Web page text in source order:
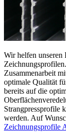
Wir helfen unseren
Zusammenarbeit
optimale Qualität
bereits auf die
Strangpressprofile
werden. Auf
Zeichnungsprofile